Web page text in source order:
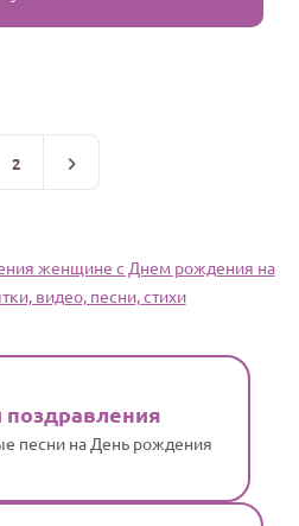
2
женщине c Днем рождения на
видео, песни, стихи
поздравления
песни на День рождения